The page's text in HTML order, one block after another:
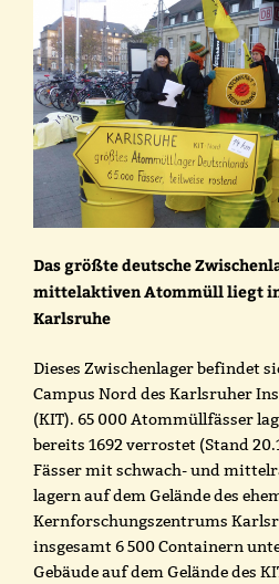
Das größte deutsche
mittelaktiven Atommüll liegt
Karlsruhe
Dieses Zwischenlager befindet
Campus Nord des Karlsruher
(KIT). 65 000 Atommüllfässer
bereits 1692 verrostet (Stand
Fässer mit schwach- und
lagern auf dem Gelände des
Kernforschungszentrums
insgesamt 6 500 Containern
Gebäude auf dem Gelände des